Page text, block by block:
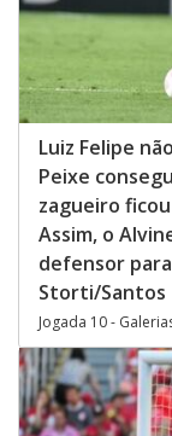
Luiz Felipe
Peixe
zagueiro
Assim, o
defensor
Storti/Santos
Jogada 10 -